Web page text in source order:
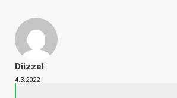
Diizzel
4.3.2022